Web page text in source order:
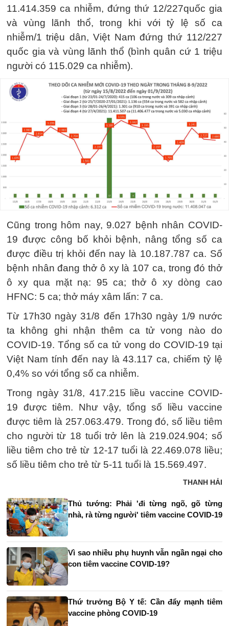
11.414.359 ca nhiễm, đứng thứ 12/227quốc gia
và vùng lãnh thổ, trong khi với tỷ lệ số ca
nhiễm/1 triệu dân, Việt Nam đứng thứ 112/227
quốc gia và vùng lãnh thổ (bình quân cứ 1 triệu
người có 115.029 ca nhiễm).
Cũng trong hôm nay, 9.027 bệnh nhân COVID-
19 được công bố khỏi bệnh, nâng tổng số ca
được điều trị khỏi đến nay là 10.187.787 ca. Số
bệnh nhân đang thở ô xy là 107 ca, trong đó thở
ô xy qua mặt nạ: 95 ca; thở ô xy dòng cao
HFNC: 5 ca; thở máy xâm lấn: 7 ca.
Từ 17h30 ngày 31/8 đến 17h30 ngày 1/9 nước
ta không ghi nhận thêm ca tử vong nào do
COVID-19. Tổng số ca tử vong do COVID-19 tại
Việt Nam tính đến nay là 43.117 ca, chiếm tỷ lệ
0,4% so với tổng số ca nhiễm.
Trong ngày 31/8, 417.215 liều vaccine COVID-
19 được tiêm. Như vậy, tổng số liều vaccine
được tiêm là 257.063.479. Trong đó, số liều tiêm
cho người từ 18 tuổi trở lên là 219.024.904; số
liều tiêm cho trẻ từ 12-17 tuổi là 22.469.078 liều;
số liều tiêm cho trẻ từ 5-11 tuổi là 15.569.497.
THANH HẢI
Thủ tướng: Phải 'đi từng ngõ, gõ từng
nhà, rà từng người' tiêm vaccine COVID-19
Vì sao nhiều phụ huynh vẫn ngần ngại cho
con tiêm vaccine COVID-19?
Thứ trưởng Bộ Y tế: Cần đẩy mạnh tiêm
vaccine phòng COVID-19